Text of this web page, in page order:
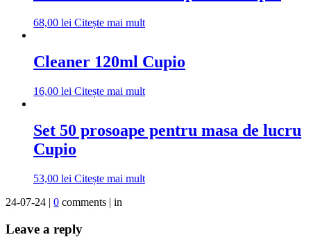
68,00 lei Citește mai mult
Cleaner 120ml Cupio
16,00 lei Citește mai mult
Set 50 prosoape pentru masa de lucru
Cupio
53,00 lei Citește mai mult
24-07-24 | 0 comments | in
Leave a reply